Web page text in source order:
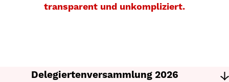
transparent und unkompliziert.
Delegiertenversammlung 2026